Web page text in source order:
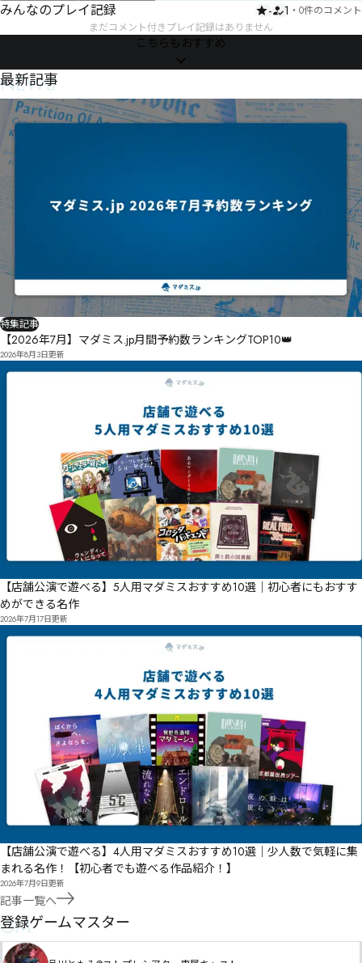
みんなのプレイ記録 - 1 ・ 0件のコメント
まだコメント付きプレイ記録はありません
こちらもおすすめ
NEWS
最新記事
特集記事
【2026年7月】マダミス.jp月間予約数ランキングTOP10👑
2026年8月3日更新
【店舗公演で遊べる】5人用マダミスおすすめ10選｜初心者にもおすす
めができる名作
2026年7月17日更新
【店舗公演で遊べる】4人用マダミスおすすめ10選｜少人数で気軽に集
まれる名作！【初心者でも遊べる作品紹介！】
2026年7月9日更新
記事一覧へ
GM
登録ゲームマスター